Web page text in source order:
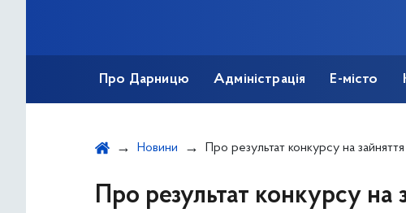
Про Дарницю Адміністрація Е-місто
Новини Про результат конкурсу на зайняття посади державної служби категорії «В» - адміністратора відділу адміністративних послуг управління (Центру) надання адміністративних послуг Дарницької
Про результат конкурсу на